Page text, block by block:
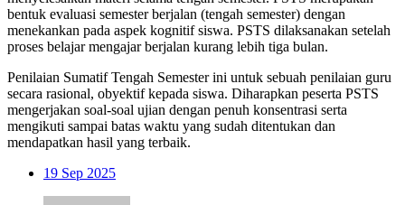
bentuk evaluasi semester berjalan (tengah semester) dengan
menekankan pada aspek kognitif siswa. PSTS dilaksanakan setelah
proses belajar mengajar berjalan kurang lebih tiga bulan.
Penilaian Sumatif Tengah Semester ini untuk sebuah penilaian guru
secara rasional, obyektif kepada siswa. Diharapkan peserta PSTS
mengerjakan soal-soal ujian dengan penuh konsentrasi serta
mengikuti sampai batas waktu yang sudah ditentukan dan
mendapatkan hasil yang terbaik.
19 Sep 2025